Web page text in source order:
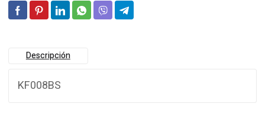
Descripción
KF008BS